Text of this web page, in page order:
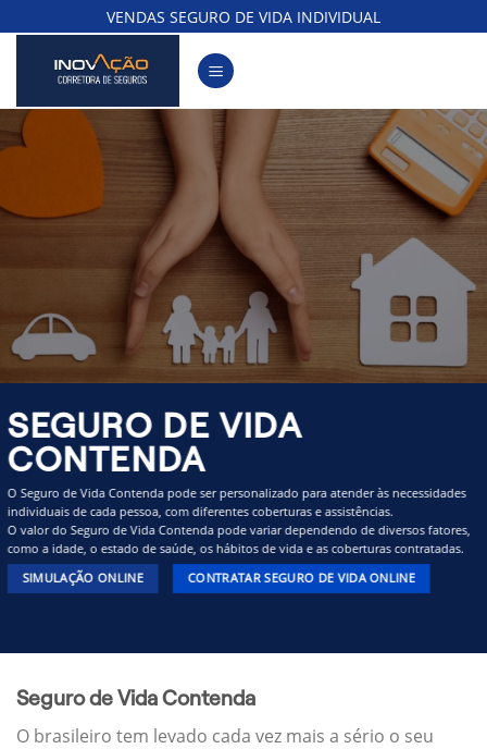
to
content
VENDAS SEGURO DE VIDA INDIVIDUAL
SEGURO DE VIDA
CONTENDA
O Seguro de Vida Contenda pode ser personalizado para atender às necessidades
individuais de cada pessoa, com diferentes coberturas e assistências.
O valor do Seguro de Vida Contenda pode variar dependendo de diversos fatores,
como a idade, o estado de saúde, os hábitos de vida e as coberturas contratadas.
SIMULAÇÃO ONLINE CONTRATAR SEGURO DE VIDA ONLINE
Seguro de Vida Contenda
O brasileiro tem levado cada vez mais a sério o seu